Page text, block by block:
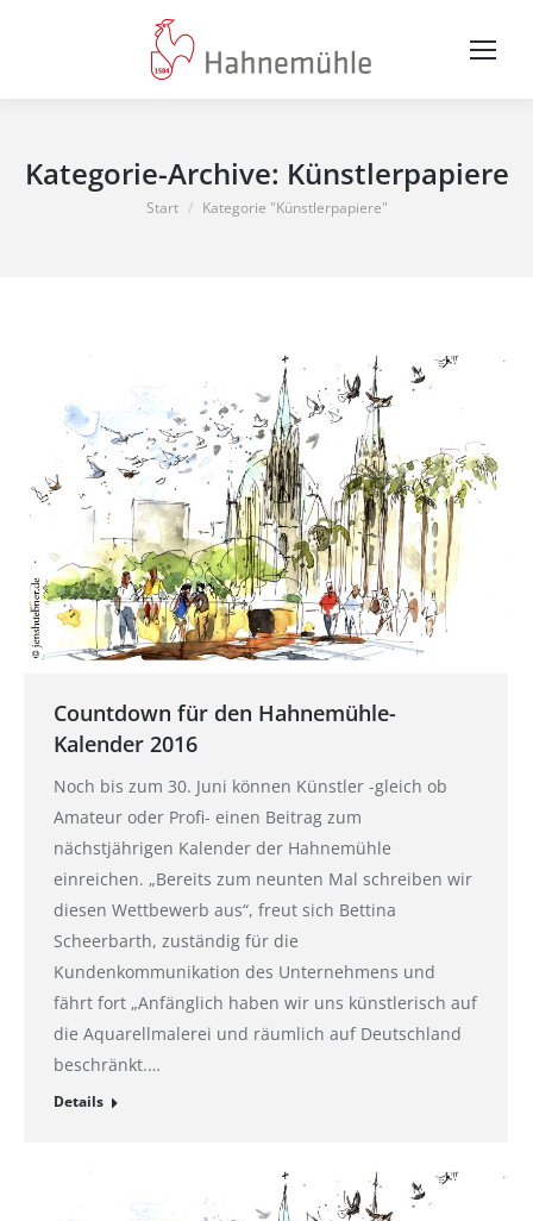
Kategorie-Archive: Künstlerpapiere
Sie befinden sich hier:
Start Kategorie "Künstlerpapiere"
Countdown für den Hahnemühle-
Kalender 2016
Noch bis zum 30. Juni können Künstler -gleich ob
Amateur oder Profi- einen Beitrag zum
nächstjährigen Kalender der Hahnemühle
einreichen. „Bereits zum neunten Mal schreiben wir
diesen Wettbewerb aus“, freut sich Bettina
Scheerbarth, zuständig für die
Kundenkommunikation des Unternehmens und
fährt fort „Anfänglich haben wir uns künstlerisch auf
die Aquarellmalerei und räumlich auf Deutschland
beschränkt.…
Details